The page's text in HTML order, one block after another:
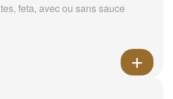
feta, avec ou sans sauce